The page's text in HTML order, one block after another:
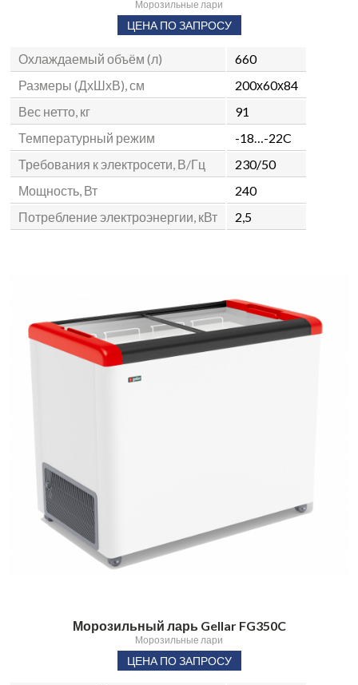
Морозильные лари
ЦЕНА ПО ЗАПРОСУ
Охлаждаемый объём (л)
660
Размеры (ДхШхВ), см
200х60х84
Вес нетто, кг
91
Температурный режим
-18…-22C
Требования к электросети, В/Гц
230/50
Мощность, Вт
240
Потребление электроэнергии, кВт
2,5
Морозильный ларь Gellar FG350C
Морозильные лари
ЦЕНА ПО ЗАПРОСУ